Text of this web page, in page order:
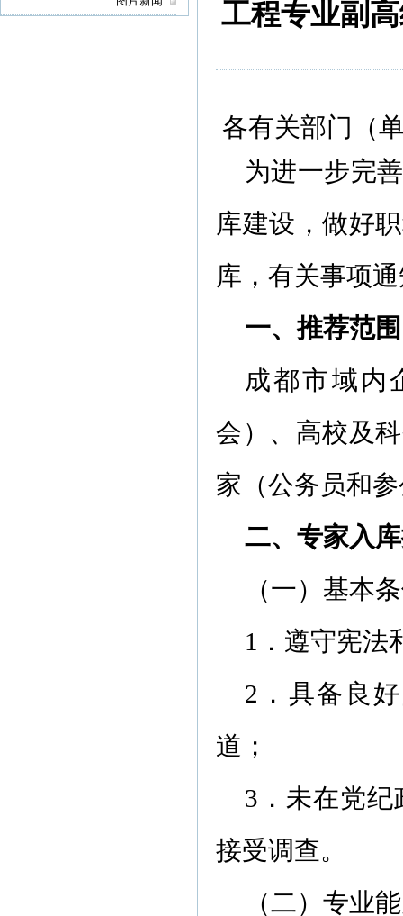
工程专业副
各有关部门（
为进一步完
库建设，做好
库，有关事项
一、推荐范围
成都市域内
会）、高校及
家（公务员和
二、专家入
（一）基本
1．遵守宪法
2．具备良
道；
3．未在党
接受调查。
（二）专业